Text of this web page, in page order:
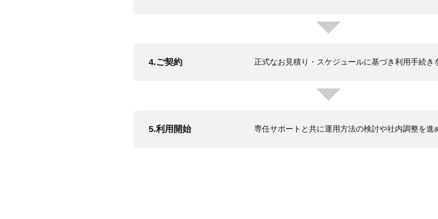
4.ご契約 正式なお見積り・スケジュールに基づき利用手続き
5.利用開始 専任サポートと共に運用方法の検討や社内調整を進